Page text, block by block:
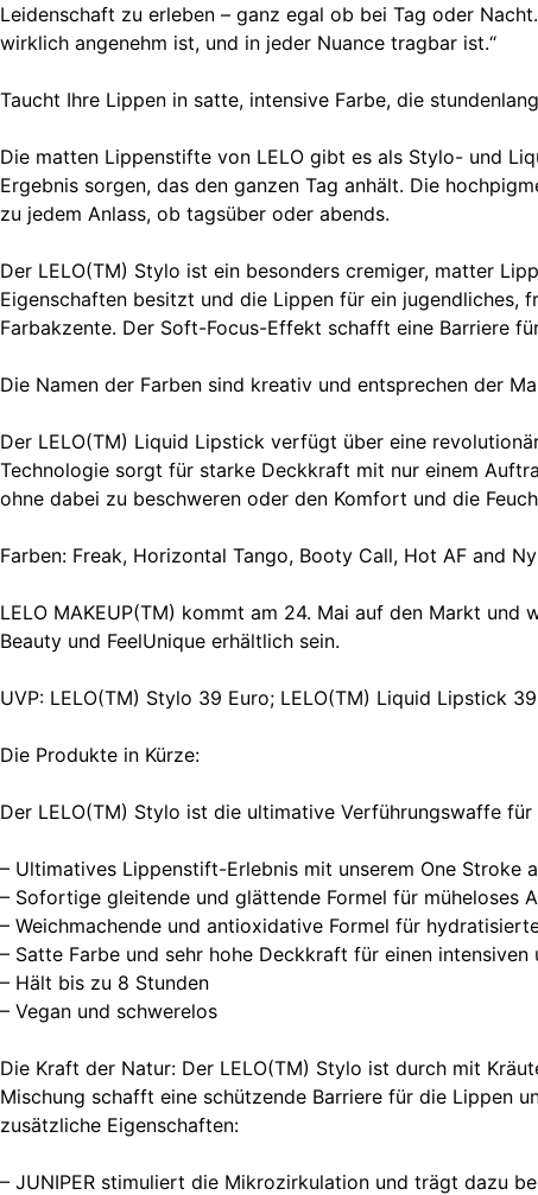
Leidenschaft zu erleben – ganz egal ob bei Tag oder
wirklich angenehm ist, und in jeder Nuance tragbar ist.“
Taucht Ihre Lippen in satte, intensive Farbe, die
Die matten Lippenstifte von LELO gibt es als Stylo- und
Ergebnis sorgen, das den ganzen Tag anhält. Die
zu jedem Anlass, ob tagsüber oder abends.
Der LELO(TM) Stylo ist ein besonders cremiger, matter
Eigenschaften besitzt und die Lippen für ein jugendliches,
Farbakzente. Der Soft-Focus-Effekt schafft eine Barriere
Die Namen der Farben sind kreativ und entsprechen der
Der LELO(TM) Liquid Lipstick verfügt über eine
Technologie sorgt für starke Deckkraft mit nur einem
ohne dabei zu beschweren oder den Komfort und die
Farben: Freak, Horizontal Tango, Booty Call, Hot AF and
LELO MAKEUP(TM) kommt am 24. Mai auf den Markt
Beauty und FeelUnique erhältlich sein.
UVP: LELO(TM) Stylo 39 Euro; LELO(TM) Liquid Lipstick
Die Produkte in Kürze:
Der LELO(TM) Stylo ist die ultimative Verführungswaffe
– Ultimatives Lippenstift-Erlebnis mit unserem One Stroke
– Sofortige gleitende und glättende Formel für müheloses
– Weichmachende und antioxidative Formel für
– Satte Farbe und sehr hohe Deckkraft für einen intensiven
– Hält bis zu 8 Stunden
– Vegan und schwerelos
Die Kraft der Natur: Der LELO(TM) Stylo ist durch mit
Mischung schafft eine schützende Barriere für die Lippen
zusätzliche Eigenschaften:
– JUNIPER stimuliert die Mikrozirkulation und trägt dazu